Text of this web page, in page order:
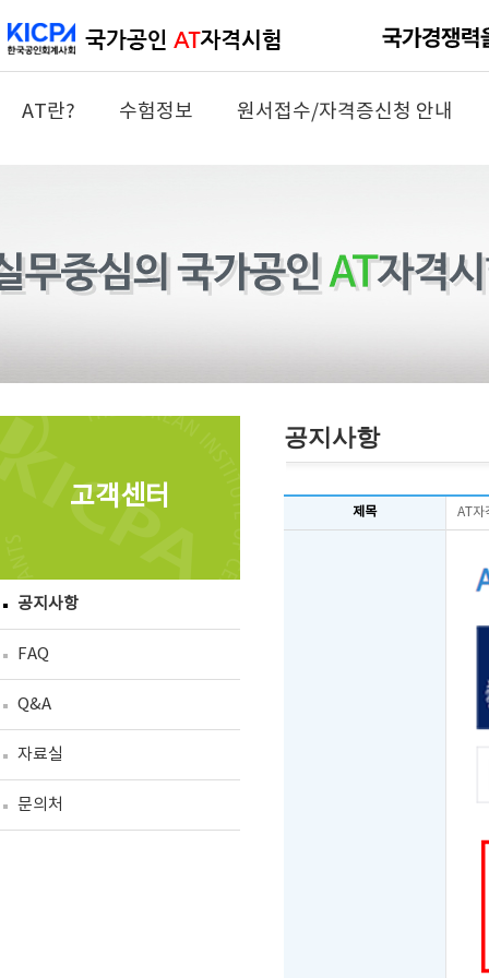
AT란? 수험정보 원서접수/자격증신청 안내
고객센터
공지사항
FAQ
Q&A
자료실
문의처
공지사항
제목 AT자